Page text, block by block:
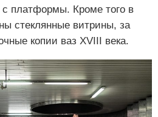
платформы. Кроме того в
стеклянные витрины, за
копии ваз XVIII века.